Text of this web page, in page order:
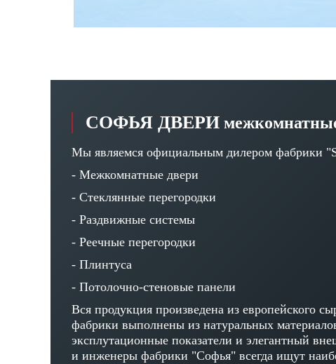
СОФЬЯ ДВЕРИ
Мы являемся официальным дилером фабрики
- Межкомнатные двери
- Стеклянные перегородки
- Раздвижные системы
- Реечные перегородки
- Плинтуса
- Потолочно-стеновые панели
Вся продукция произведена из европейского
фабрики выполнены из натуральных
эксплутационные показатели и элегантный
и инженеры фабрики "Софья" всегда ищут